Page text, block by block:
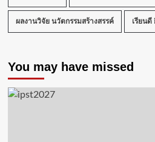
ผลงานวิจัย นวัตกรรมสร้างสรรค์ เรียนดี
You may have missed